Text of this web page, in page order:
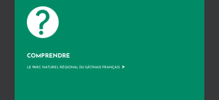
COMPRENDRE
LE PARC NATUREL RÉGIONAL DU GÂTINAIS FRANÇAIS >